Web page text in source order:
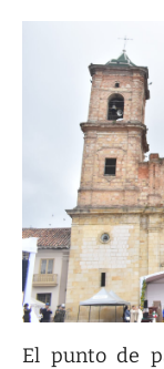
El punto de